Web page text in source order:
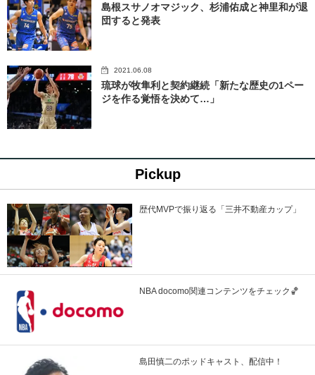
島根スサノオマジック、杉浦佑成と神里和が退
団すると発表
2021.06.08
琉球が牧隼利と契約継続「新たな歴史の1ペー
ジを作る覚悟を決めて…」
Pickup
歴代MVPで振り返る「三井不動産カップ」
NBA docomo関連コンテンツをチェック🏀
島田慎二のポッドキャスト、配信中！